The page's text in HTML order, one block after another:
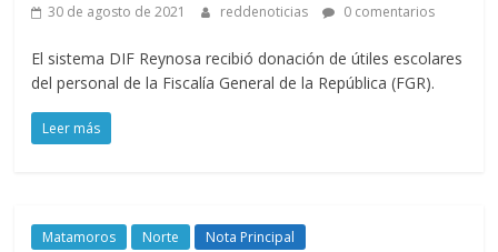
30 de agosto de 2021 reddenoticias 0 comentarios
El sistema DIF Reynosa recibió donación de útiles escolares
del personal de la Fiscalía General de la República (FGR).
Leer más
Matamoros Norte Nota Principal